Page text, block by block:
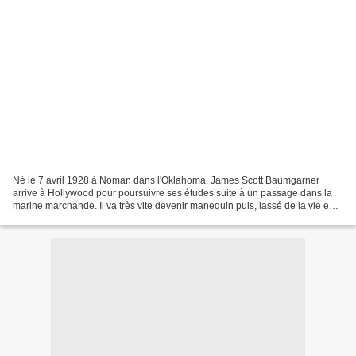
Né le 7 avril 1928 à Noman dans l'Oklahoma, James Scott Baumgarner
arrive à Hollywood pour poursuivre ses études suite à un passage dans la
marine marchande. Il va très vite devenir manequin puis, lassé de la vie en